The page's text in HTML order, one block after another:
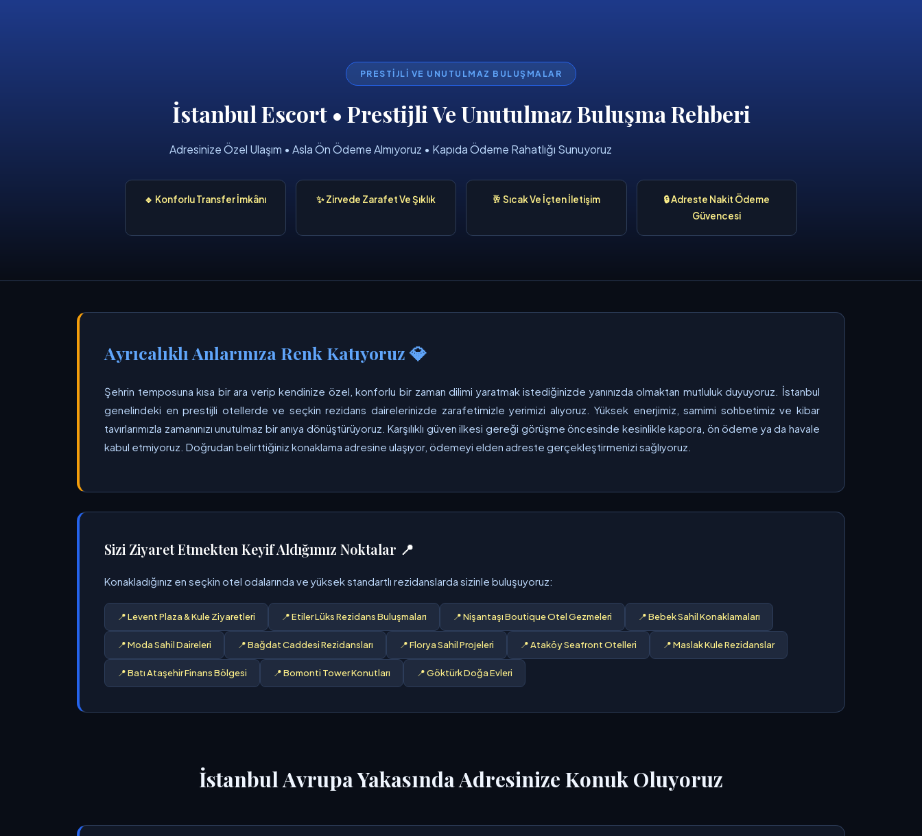
PRESTIJLI VE UNUTULMAZ BULUŞMALAR
İstanbul Escort • Prestijli Ve Unutulmaz Buluşma Rehberi
Adresinize Özel Ulaşım • Asla Ön Ödeme Almıyoruz • Kapıda Ödeme Rahatlığı Sunuyoruz
🔹 Konforlu Transfer İmkânı ✨ Zirvede Zarafet Ve Şıklık 🥂 Sıcak Ve İçten İletişim
🔒 Adreste Nakit Ödeme
Güvencesi
Ayrıcalıklı Anlarınıza Renk Katıyoruz 💎
Şehrin temposuna kısa bir ara verip kendinize özel, konforlu bir zaman dilimi yaratmak istediğinizde yanınızda olmaktan mutluluk duyuyoruz. İstanbul
genelindeki en prestijli otellerde ve seçkin rezidans dairelerinizde zarafetimizle yerimizi alıyoruz. Yüksek enerjimiz, samimi sohbetimiz ve kibar
tavırlarımızla zamanınızı unutulmaz bir anıya dönüştürüyoruz. Karşılıklı güven ilkesi gereği görüşme öncesinde kesinlikle kapora, ön ödeme ya da havale
kabul etmiyoruz. Doğrudan belirttiğiniz konaklama adresine ulaşıyor, ödemeyi elden adreste gerçekleştirmenizi sağlıyoruz.
Sizi Ziyaret Etmekten Keyif Aldığımız Noktalar 📍
Konakladığınız en seçkin otel odalarında ve yüksek standartlı rezidanslarda sizinle buluşuyoruz:
📍 Levent Plaza & Kule Ziyaretleri 📍 Etiler Lüks Rezidans Buluşmaları 📍 Nişantaşı Boutique Otel Gezmeleri 📍 Bebek Sahil Konaklamaları
📍 Moda Sahil Daireleri 📍 Bağdat Caddesi Rezidansları 📍 Florya Sahil Projeleri 📍 Ataköy Seafront Otelleri 📍 Maslak Kule Rezidanslar
📍 Batı Ataşehir Finans Bölgesi 📍 Bomonti Tower Konutları 📍 Göktürk Doğa Evleri
İstanbul Avrupa Yakasında Adresinize Konuk Oluyoruz